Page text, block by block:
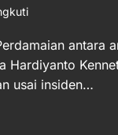
antara
Hardiyanto
usai insiden…